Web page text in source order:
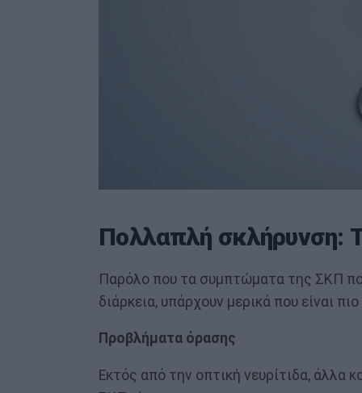
Πολλαπλή σκλήρυνση:
Παρόλο που τα συμπτώματα της ΣΚΠ
διάρκεια, υπάρχουν μερικά που είναι
Προβλήματα όρασης
Εκτός από την οπτική νευρίτιδα, άλλα